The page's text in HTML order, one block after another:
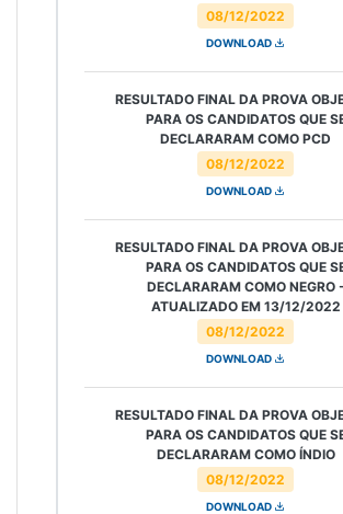
08/12/2022
DOWNLOAD
08/12/2022
RESULTADO FINAL DA PROVA
PARA OS CANDIDATOS QUE
DECLARARAM COMO PCD
DOWNLOAD
08/12/2022
RESULTADO FINAL DA PROVA
PARA OS CANDIDATOS QUE
DECLARARAM COMO NEGRO -
ATUALIZADO EM 13/12/2022
DOWNLOAD
08/12/2022
RESULTADO FINAL DA PROVA
PARA OS CANDIDATOS QUE
DECLARARAM COMO ÍNDIO
DOWNLOAD